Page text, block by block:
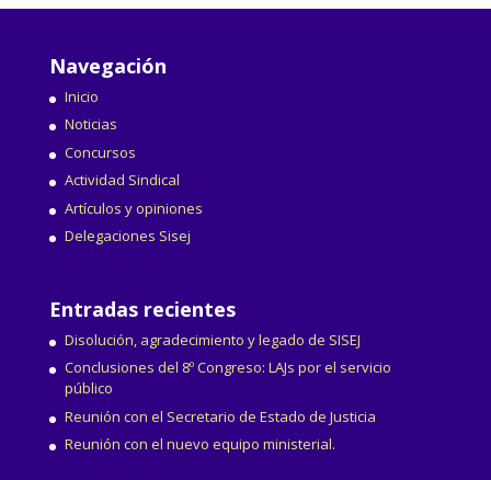
Navegación
Inicio
Noticias
Concursos
Actividad Sindical
Artículos y opiniones
Delegaciones Sisej
Entradas recientes
Disolución, agradecimiento y legado de SISEJ
Conclusiones del 8º Congreso: LAJs por el servicio
público
Reunión con el Secretario de Estado de Justicia
Reunión con el nuevo equipo ministerial.